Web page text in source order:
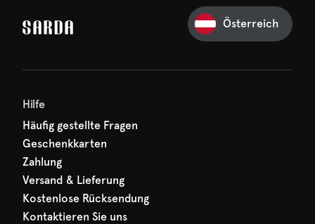
erste Bestellung
Österreich
Hilfe
Häufig gestellte Fragen
Geschenkkarten
Zahlung
Versand & Lieferung
Kostenlose Rücksendung
Kontaktieren Sie uns